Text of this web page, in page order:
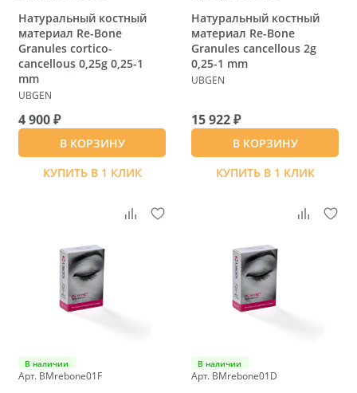
Натуральный костный
материал Re-Bone
Granules cortico-
cancellous 0,25g 0,25-1
mm
UBGEN
4 900 ₽
В КОРЗИНУ
КУПИТЬ В 1 КЛИК
Натуральный костный
материал Re-Bone
Granules cancellous 2g
0,25-1 mm
UBGEN
15 922 ₽
В КОРЗИНУ
КУПИТЬ В 1 КЛИК
В наличии
Арт. BMrebone01F
В наличии
Арт. BMrebone01D